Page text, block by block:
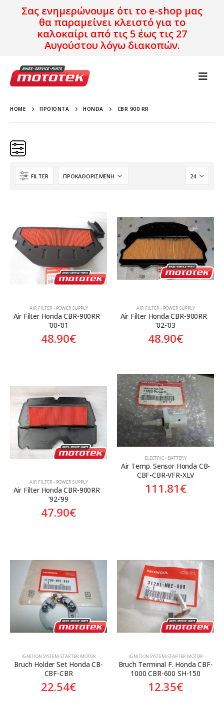
Σας ενημερώνουμε ότι το e-shop μας
θα παραμείνει κλειστό για το
καλοκαίρι από τις 5 έως τις 27
Αυγούστου λόγω διακοπών.
HOME ΠΡΟΪΌΝΤΑ HONDA CBR 900 RR
HONDA
Κατηγορίες
Προϊόν Προέλευση
Γνήσιο
On sale
FILTER
AIR FILTER - POWER SUPPLY
Air Filter Honda CBR-900RR
’00-’01
48.90€
AIR FILTER - POWER SUPPLY
Air Filter Honda CBR-900RR
’02-’03
48.90€
AIR FILTER - POWER SUPPLY
Air Filter Honda CBR-900RR
’92-’99
47.90€
ELECTRIC - BATTERY
Air Temp. Sensor Honda CB-
CBF-CBR-VFR-XLV
111.81€
ΙGNITION SYSTEM-STARTER MOTOR
Bruch Holder Set Honda CB-
CBF-CBR
22.54€
ΙGNITION SYSTEM-STARTER MOTOR
Bruch Terminal F. Honda CBF-
1000 CBR-600 SH-150
12.35€